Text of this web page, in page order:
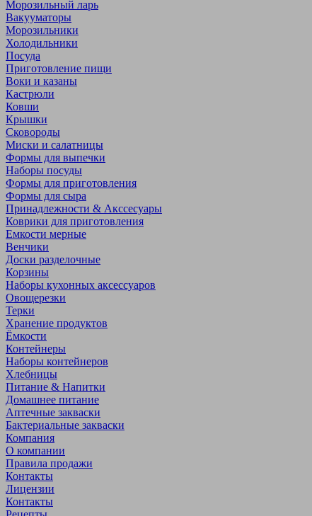
Морозильный ларь
Вакууматоры
Морозильники
Холодильники
Посуда
Приготовление пищи
Воки и казаны
Кастрюли
Ковши
Крышки
Сковороды
Миски и салатницы
Формы для выпечки
Наборы посуды
Формы для приготовления
Формы для сыра
Принадлежности & Акссесуары
Коврики для приготовления
Емкости мерные
Венчики
Доски разделочные
Корзины
Наборы кухонных аксессуаров
Овощерезки
Терки
Хранение продуктов
Ёмкости
Контейнеры
Наборы контейнеров
Хлебницы
Питание & Напитки
Домашнее питание
Аптечные закваски
Бактериальные закваски
Компания
О компании
Правила продажи
Контакты
Лицензии
Контакты